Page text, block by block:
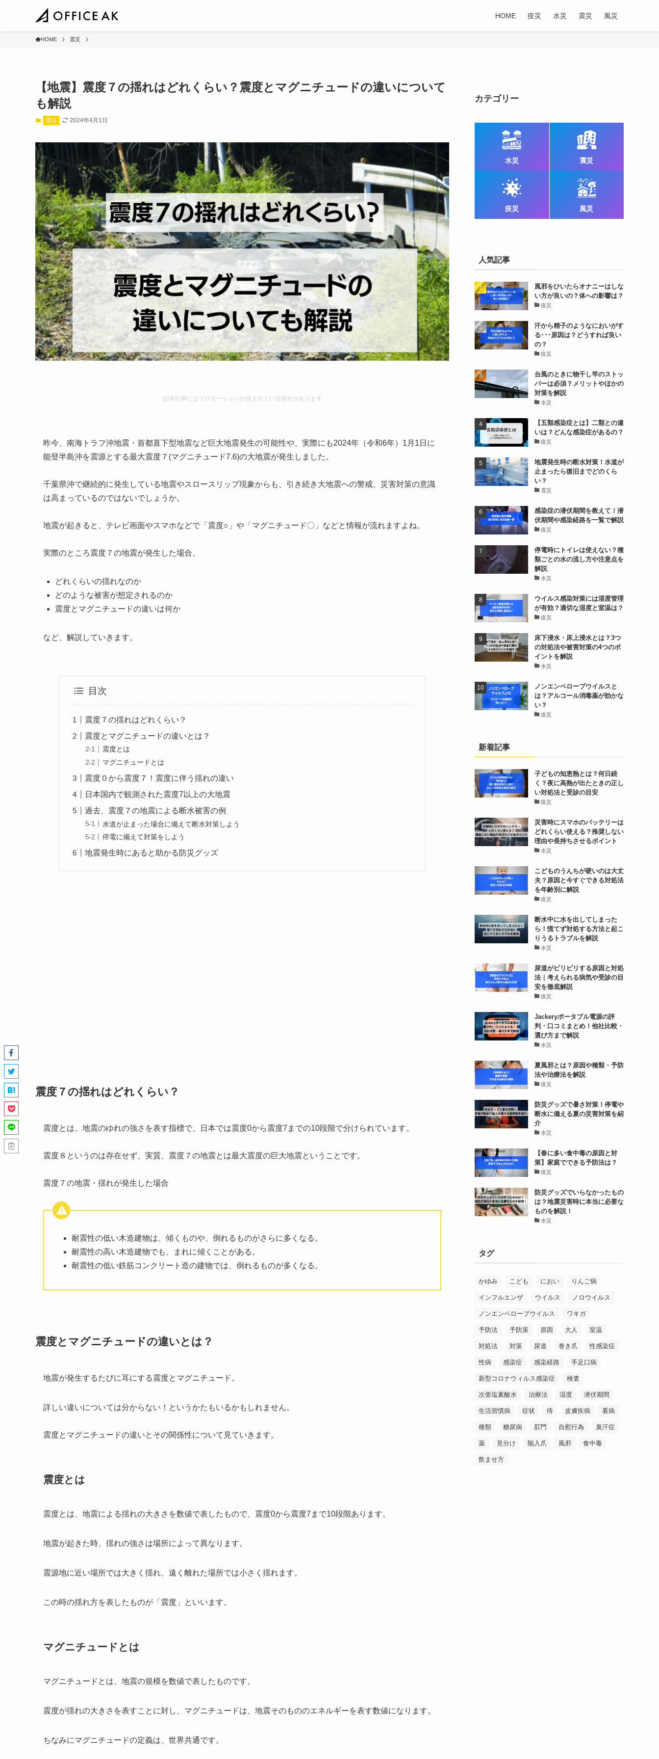
HOME 疫災 水災 震災 風災
HOME 震災
【地震】震度７の揺れはどれくらい？震度とマグニチュードの違いについて
も解説
震災 2024年4月1日
本記事にはプロモーションが含まれている場合があります
昨今、南海トラフ沖地震・首都直下型地震など巨大地震発生の可能性や、実際にも2024年（令和6年）1月1日に
能登半島沖を震源とする最大震度７(マグニチュード7.6)の大地震が発生しました。
千葉県沖で継続的に発生している地震やスロースリップ現象からも、引き続き大地震への警戒、災害対策の意識
は高まっているのではないでしょうか。
地震が起きると、テレビ画面やスマホなどで「震度○」や「マグニチュード〇」などと情報が流れますよね。
実際のところ震度７の地震が発生した場合、
どれくらいの揺れなのか
どのような被害が想定されるのか
震度とマグニチュードの違いは何か
など、解説していきます。
目次
震度７の揺れはどれくらい？
震度とマグニチュードの違いとは？
震度とは
マグニチュードとは
震度０から震度７！震度に伴う揺れの違い
日本国内で観測された震度7以上の大地震
過去、震度７の地震による断水被害の例
水道が止まった場合に備えて断水対策しよう
停電に備えて対策をしよう
地震発生時にあると助かる防災グッズ
震度７の揺れはどれくらい？
震度とは、地震のゆれの強さを表す指標で、日本では震度0から震度7までの10段階で分けられています。
震度８というのは存在せず、実質、震度７の地震とは最大震度の巨大地震ということです。
震度７の地震・揺れが発生した場合
耐震性の低い木造建物は、傾くものや、倒れるものがさらに多くなる。
耐震性の高い木造建物でも、まれに傾くことがある。
耐震性の低い鉄筋コンクリート造の建物では、倒れるものが多くなる。
震度とマグニチュードの違いとは？
地震が発生するたびに耳にする震度とマグニチュード。
詳しい違いについては分からない！というかたもいるかもしれません。
震度とマグニチュードの違いとその関係性について見ていきます。
震度とは
震度とは、地震による揺れの大きさを数値で表したもので、震度0から震度7まで10段階あります。
地震が起きた時、揺れの強さは場所によって異なります。
震源地に近い場所では大きく揺れ、遠く離れた場所では小さく揺れます。
この時の揺れ方を表したものが「震度」といいます。
マグニチュードとは
マグニチュードとは、地震の規模を数値で表したものです。
震度が揺れの大きさを表すことに対し、マグニチュードは、地震そのもののエネルギーを表す数値になります。
ちなみにマグニチュードの定義は、世界共通です。
カテゴリー
水災 震災
疫災 風災
人気記事
風邪をひいたらオナニーはしな
い方が良いの？体への影響は？
疫災
汗から精子のようなにおいがす
る･･･原因は？どうすれば良い
の？
疫災
台風のときに物干し竿のストッ
パーは必須？メリットやほかの
対策を解説
水災
【五類感染症とは】二類との違
いは？どんな感染症があるの？
疫災
地震発生時の断水対策！水道が
止まったら復旧までどのくら
い？
震災
感染症の潜伏期間を教えて！潜
伏期間や感染経路を一覧で解説
疫災
停電時にトイレは使えない？種
類ごとの水の流し方や注意点を
解説
水災
ウイルス感染対策には湿度管理
が有効？適切な湿度と室温は？
疫災
床下浸水・床上浸水とは？3つ
の対処法や被害対策の4つのポ
イントを解説
水災
ノンエンベロープウイルスと
は？アルコール消毒薬が効かな
い？
疫災
新着記事
子どもの知恵熱とは？何日続
く？夜に高熱が出たときの正し
い対処法と受診の目安
疫災
災害時にスマホのバッテリーは
どれくらい使える？推奨しない
理由や長持ちさせるポイント
水災
こどものうんちが硬いのは大丈
夫？原因と今すぐできる対処法
を年齢別に解説
疫災
断水中に水を出してしまった
ら！慌てず対処する方法と起こ
りうるトラブルを解説
水災
尿道がピリピリする原因と対処
法｜考えられる病気や受診の目
安を徹底解説
疫災
Jackeryポータブル電源の評
判・口コミまとめ！他社比較・
選び方まで解説
水災
夏風邪とは？原因や種類・予防
法や治療法を解説
疫災
防災グッズで暑さ対策！停電や
断水に備える夏の災害対策を紹
介
水災
【春に多い食中毒の原因と対
策】家庭でできる予防法は？
疫災
防災グッズでいらなかったもの
は？地震災害時に本当に必要な
ものを解説！
水災
タグ
かゆみ こども におい りんご病
インフルエンザ ウイルス ノロウイルス
ノンエンベロープウイルス ワキガ
予防法 予防策 原因 大人 室温
対処法 対策 尿道 巻き爪 性感染症
性病 感染症 感染経路 手足口病
新型コロナウィルス感染症 検査
次亜塩素酸水 治療法 湿度 潜伏期間
生活習慣病 症状 痔 皮膚疾病 看病
種類 糖尿病 肛門 自慰行為 臭汗症
薬 見分け 陥入爪 風邪 食中毒
飲ませ方